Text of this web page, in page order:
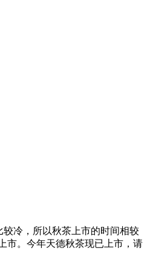
冷，所以秋茶上市的时间相较
市。今年天德秋茶现已上市，请